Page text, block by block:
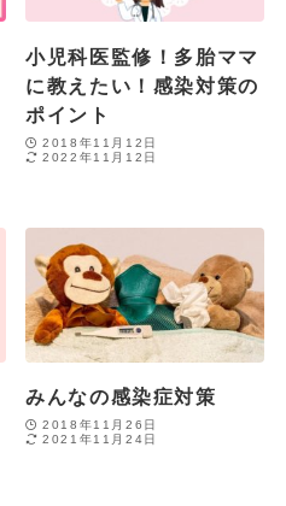
小児科医監修！多胎ママ
に教えたい！感染対策の
ポイント
2018年11月12日
2022年11月12日
みんなの感染症対策
2018年11月26日
2021年11月24日